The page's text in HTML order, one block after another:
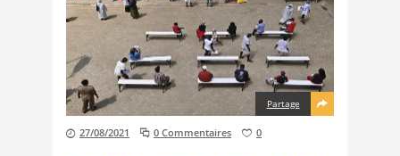
Partage
27/08/2021 0 Commentaires 0